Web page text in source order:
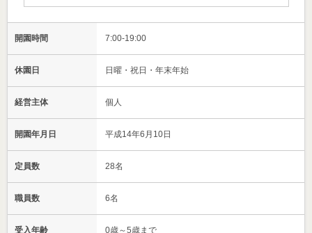
開園時間 7:00-19:00
休園日 日曜・祝日・年末年始
経営主体 個人
開園年月日 平成14年6月10日
定員数 28名
職員数 6名
受入年齢 0歳～5歳まで